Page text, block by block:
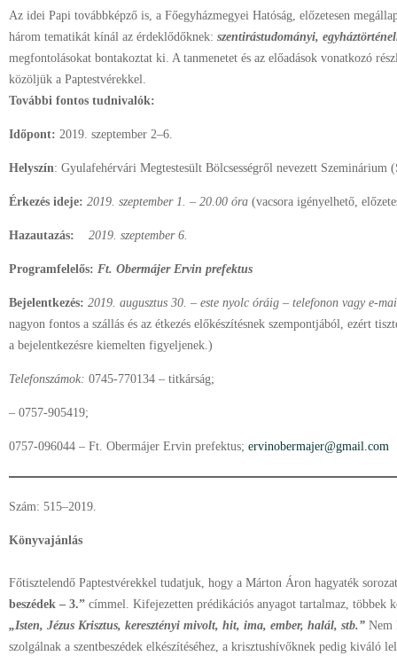
Az idei Papi továbbképző is, a Főegyházmegyei Hatóság, előzetesen
három tematikát kínál az érdeklődőknek: szentirástudományi,
megfontolásokat bontakoztat ki. A tanmenetet és az előadások vonatkozó
közöljük a Paptestvérekkel.
További fontos tudnivalók:
Időpont: 2019. szeptember 2–6.
Helyszín: Gyulafehérvári Megtestesült Bölcsességről nevezett Szeminárium
Érkezés ideje: 2019. szeptember 1. – 20.00 óra (vacsora igényelhető,
Hazautazás: 2019. szeptember 6.
Programfelelős: Ft. Obermájer Ervin prefektus
Bejelentkezés: 2019. augusztus 30. – este nyolc óráig – telefonon vagy e-
nagyon fontos a szállás és az étkezés előkészítésnek szempontjából, ezért
a bejelentkezésre kiemelten figyeljenek.)
Telefonszámok: 0745-770134 – titkárság;
– 0757-905419;
0757-096044 – Ft. Obermájer Ervin prefektus; ervinobermajer@gmail.com
Szám: 515–2019.
Könyvajánlás
Főtisztelendő Paptestvérekkel tudatjuk, hogy a Márton Áron hagyaték
beszédek – 3.” címmel. Kifejezetten prédikációs anyagot tartalmaz, többek
„Isten, Jézus Krisztus, keresztényi mivolt, hit, ima, ember, halál, stb.” Nem
szolgálnak a szentbeszédek elkészítéséhez, a krisztushívőknek pedig kiváló